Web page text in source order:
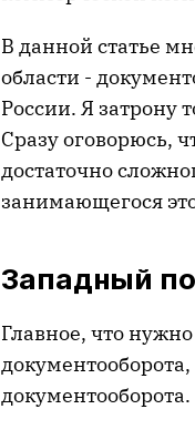
В данной статье
области -
России. Я затрону
Сразу оговорюсь,
достаточно
занимающегося
Западный
Главное, что